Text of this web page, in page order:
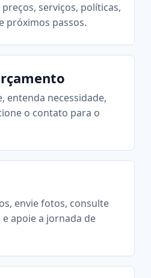
serviços, políticas,
próximos passos.
entenda necessidade,
o contato para o
envie fotos, consulte
apoie a jornada de